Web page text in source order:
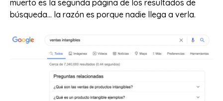
muerto es la segunda página de los resultados de
búsqueda… la razón es porque nadie llega a verla.